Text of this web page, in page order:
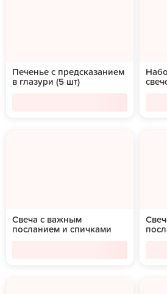
Печенье с предсказанием
в глазури (5 шт)
Свеча с важным
посланием и спичками